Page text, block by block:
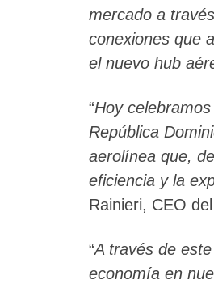
mercado a
conexiones que
el nuevo hub
“Hoy
República
aerolínea que,
eficiencia y la
Rainieri, CEO
“A través de
economía en